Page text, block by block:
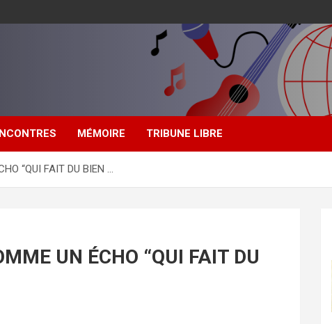
MÉMOIRE TRIBUNE LIBRE
“QUI FAIT DU BIEN …
UN ÉCHO “QUI FAIT DU